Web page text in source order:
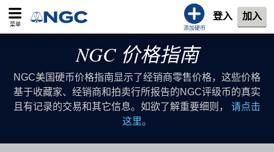
菜单
添加硬币
登入 加入
NGC 价格指南
NGC美国硬币价格指南显示了经销商零售价格，这些价格
基于收藏家、经销商和拍卖行所报告的NGC评级币的真实
且有记录的交易和其它信息。如欲了解重要细则， 请点击
这里。